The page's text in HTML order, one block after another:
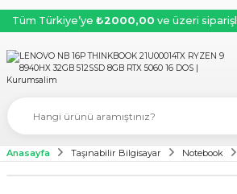
Tüm Türkiye’ye ₺2000,00 ve üzeri
Anasayfa Taşınabilir Bilgisayar Notebook